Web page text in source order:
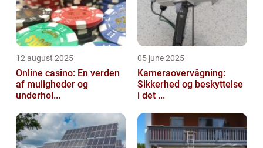
12 august 2025
Online casino: En verden
af muligheder og
underhol...
05 june 2025
Kameraovervågning:
Sikkerhed og beskyttelse
i det ...